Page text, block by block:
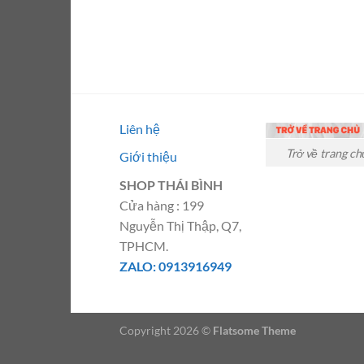
Liên hệ
Giới thiệu
SHOP THÁI BÌNH
Cửa hàng : 199
Nguyễn Thị Thập, Q7,
TPHCM.
ZALO: 0913916949
Trở về trang
Copyright 2026 © Flatsome Theme